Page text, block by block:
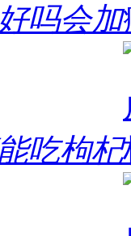
吗会加
吃枸杞